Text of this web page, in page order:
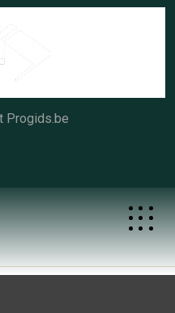
Progids.be